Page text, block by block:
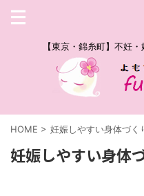
【東京・錦糸町】不妊
HOME > 妊娠しやすい身体づく
妊娠しやすい身体